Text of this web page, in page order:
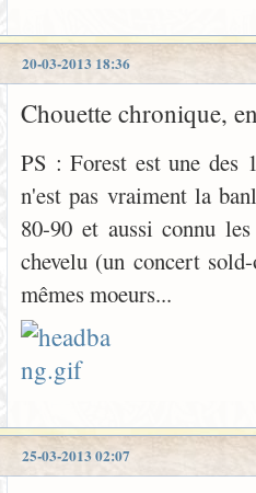
20-03-2013 18:36
Chouette chronique,
PS : Forest est une des
n'est pas vraiment la
80-90 et aussi connu
chevelu (un concert
mêmes moeurs...
25-03-2013 02:07